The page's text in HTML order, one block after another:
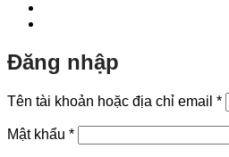
Đăng nhập
Tên tài khoản hoặc địa chỉ email *
Mật khẩu *Bắt
buộc